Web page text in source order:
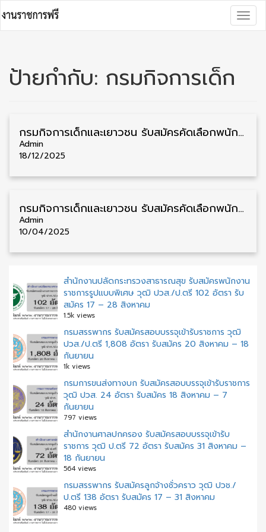
to
content
ป้ายกำกับ: กรมกิจการเด็ก
กรมกิจการเด็กและเยาวชน รับสมัครคัดเลือกพนักงานราชการ วุฒิ ม.3/ม.6/ปวช./ปวส./ป.ตรี 52 อัตรา รับสมัคร 19 ธันวาคม – 6 มกราคม
Admin
18/12/2025
กรมกิจการเด็กและเยาวชน รับสมัครคัดเลือกพนักงานราชการ วุฒิ ม.6/ปวช./ปวส./ป.ตรี 69 อัตรา รับสมัคร 25 เมษายน – 1 พฤษภาคม
Admin
10/04/2025
สำนักงานปลัดกระทรวงสาธารณสุข รับสมัครพนักงาน
ราชการรูปแบบพิเศษ วุฒิ ปวส./ป.ตรี 102 อัตรา รับ
สมัคร 17 – 28 สิงหาคม
1.5k views
กรมสรรพากร รับสมัครสอบบรรจุเข้ารับราชการ วุฒิ
ปวส./ป.ตรี 1,808 อัตรา รับสมัคร 20 สิงหาคม – 18
กันยายน
1k views
กรมการขนส่งทางบก รับสมัครสอบบรรจุเข้ารับราชการ
วุฒิ ปวส. 24 อัตรา รับสมัคร 18 สิงหาคม – 7
กันยายน
797 views
สํานักงานศาลปกครอง รับสมัครสอบบรรจุเข้ารับ
ราชการ วุฒิ ป.ตรี 72 อัตรา รับสมัคร 31 สิงหาคม –
18 กันยายน
564 views
กรมสรรพากร รับสมัครลูกจ้างชั่วคราว วุฒิ ปวช./
ป.ตรี 138 อัตรา รับสมัคร 17 – 31 สิงหาคม
480 views